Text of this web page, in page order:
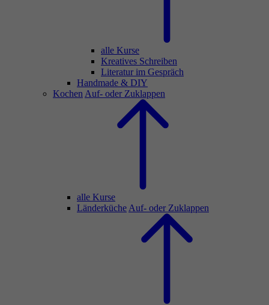
alle Kurse
Kreatives Schreiben
Literatur im Gespräch
Handmade & DIY
Kochen Auf- oder Zuklappen
alle Kurse
Länderküche Auf- oder Zuklappen